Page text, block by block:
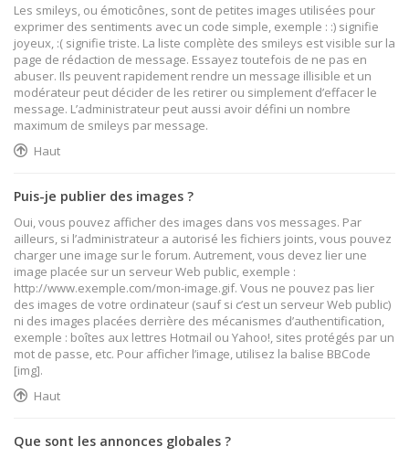
Les smileys, ou émoticônes, sont de petites images utilisées pour
exprimer des sentiments avec un code simple, exemple : :) signifie
joyeux, :( signifie triste. La liste complète des smileys est visible sur la
page de rédaction de message. Essayez toutefois de ne pas en
abuser. Ils peuvent rapidement rendre un message illisible et un
modérateur peut décider de les retirer ou simplement d’effacer le
message. L’administrateur peut aussi avoir défini un nombre
maximum de smileys par message.
Haut
Puis-je publier des images ?
Oui, vous pouvez afficher des images dans vos messages. Par
ailleurs, si l’administrateur a autorisé les fichiers joints, vous pouvez
charger une image sur le forum. Autrement, vous devez lier une
image placée sur un serveur Web public, exemple :
http://www.exemple.com/mon-image.gif. Vous ne pouvez pas lier
des images de votre ordinateur (sauf si c’est un serveur Web public)
ni des images placées derrière des mécanismes d’authentification,
exemple : boîtes aux lettres Hotmail ou Yahoo!, sites protégés par un
mot de passe, etc. Pour afficher l’image, utilisez la balise BBCode
[img].
Haut
Que sont les annonces globales ?